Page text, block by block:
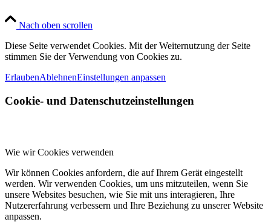
Nach oben scrollen
Diese Seite verwendet Cookies. Mit der Weiternutzung der Seite
stimmen Sie der Verwendung von Cookies zu.
ErlaubenAblehnenEinstellungen anpassen
Cookie- und Datenschutzeinstellungen
Wie wir Cookies verwenden
Wir können Cookies anfordern, die auf Ihrem Gerät eingestellt
werden. Wir verwenden Cookies, um uns mitzuteilen, wenn Sie
unsere Websites besuchen, wie Sie mit uns interagieren, Ihre
Nutzererfahrung verbessern und Ihre Beziehung zu unserer Website
anpassen.